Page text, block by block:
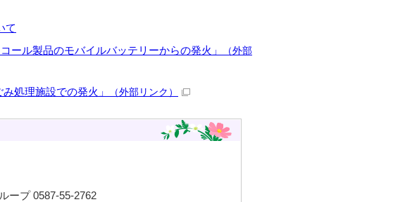
て
ル製品のモバイルバッテリーからの発火」
（外部
処理施設での発火」 （外部リンク）
ープ 0587-55-2762